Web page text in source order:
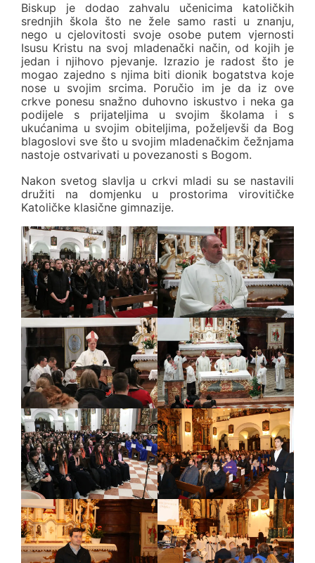
Biskup je dodao zahvalu učenicima katoličkih
srednjih škola što ne žele samo rasti u znanju,
nego u cjelovitosti svoje osobe putem vjernosti
Isusu Kristu na svoj mladenački način, od kojih je
jedan i njihovo pjevanje. Izrazio je radost što je
mogao zajedno s njima biti dionik bogatstva koje
nose u svojim srcima. Poručio im je da iz ove
crkve ponesu snažno duhovno iskustvo i neka ga
podijele s prijateljima u svojim školama i s
ukućanima u svojim obiteljima, poželjevši da Bog
blagoslovi sve što u svojim mladenačkim čežnjama
nastoje ostvarivati u povezanosti s Bogom.
Nakon svetog slavlja u crkvi mladi su se nastavili
družiti na domjenku u prostorima virovitičke
Katoličke klasične gimnazije.